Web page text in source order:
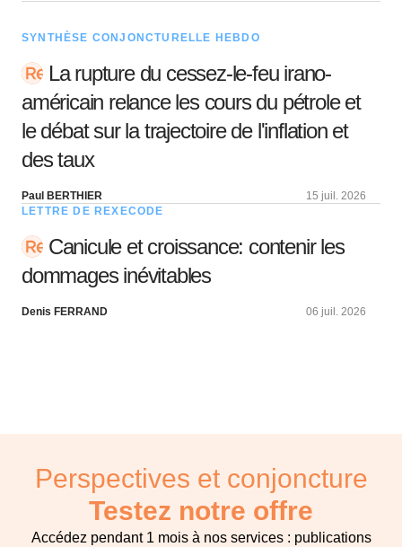
SYNTHÈSE CONJONCTURELLE HEBDO
La rupture du cessez-le-feu irano-
américain relance les cours du pétrole et
le débat sur la trajectoire de l'inflation et
des taux
Paul BERTHIER
15 juil. 2026
LETTRE DE REXECODE
Canicule et croissance: contenir les
dommages inévitables
Denis FERRAND 06 juil. 2026
Perspectives et conjoncture
Testez notre offre
Accédez pendant 1 mois à nos services : publications